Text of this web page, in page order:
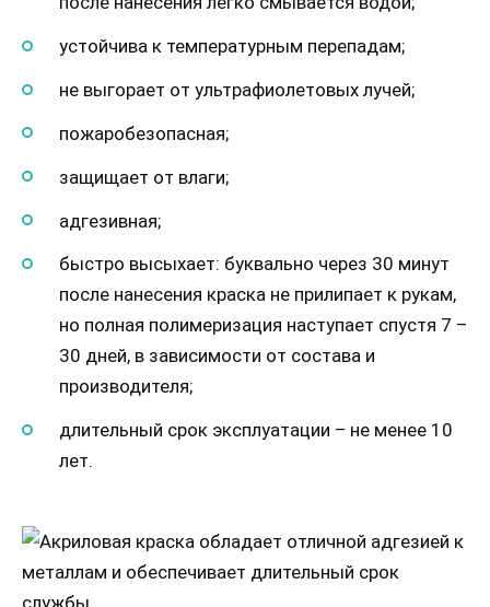
устойчива к температурным перепадам;
не выгорает от ультрафиолетовых лучей;
пожаробезопасная;
защищает от влаги;
адгезивная;
быстро высыхает: буквально через 30 минут
после нанесения краска не прилипает к рукам,
но полная полимеризация наступает спустя 7 –
30 дней, в зависимости от состава и
производителя;
длительный срок эксплуатации – не менее 10
лет.